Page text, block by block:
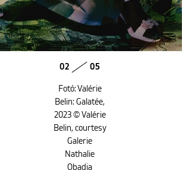
02 05
Fotó: Valérie
Belin: Galatée,
2023 © Valérie
Belin, courtesy
Galerie
Nathalie
Obadia